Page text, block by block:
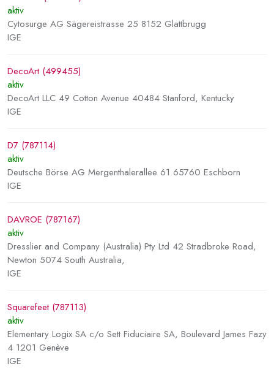
aktiv
Cytosurge AG Sägereistrasse 25 8152 Glattbrugg
IGE
DecoArt (499455)
aktiv
DecoArt LLC 49 Cotton Avenue 40484 Stanford, Kentucky
IGE
D7 (787114)
aktiv
Deutsche Börse AG Mergenthalerallee 61 65760 Eschborn
IGE
DAVROE (787167)
aktiv
Dresslier and Company (Australia) Pty Ltd 42 Stradbroke Road,
Newton 5074 South Australia,
IGE
Squarefeet (787113)
aktiv
Elementary Logix SA c/o Sett Fiduciaire SA, Boulevard James Fazy
4 1201 Genève
IGE